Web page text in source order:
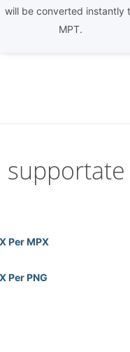
will be converted instantly
MPT.
supportate
Per MPX
Per PNG